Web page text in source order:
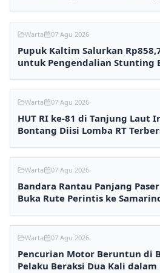
Warta 07 Agu 2026
Pupuk Kaltim Salurkan
untuk Pengendalian Stunting
Warta 07 Agu 2026
HUT RI ke-81 di Tanjung Laut
Bontang Diisi Lomba RT
Warta 07 Agu 2026
Bandara Rantau Panjang
Buka Rute Perintis ke
Warta 07 Agu 2026
Pencurian Motor Beruntun di
Pelaku Beraksi Dua Kali dalam